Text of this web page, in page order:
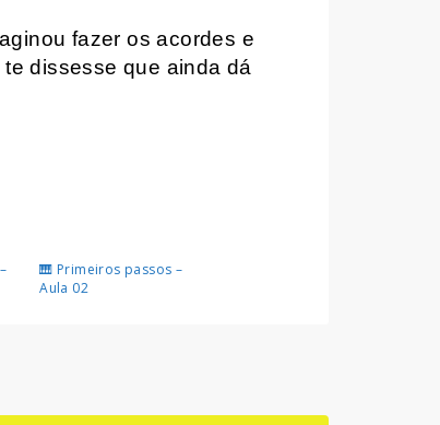
fazer os acordes e
te dissesse que ainda dá
🎹 Primeiros passos –
Aula 02